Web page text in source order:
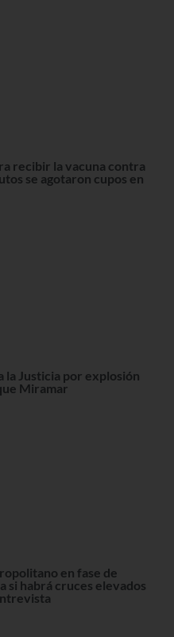
recibir la vacuna contra
se agotaron cupos en
la Justicia por explosión
Miramar
en fase de
si habrá cruces elevados